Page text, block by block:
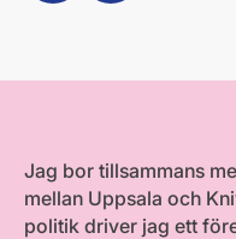
Jag bor tillsammans
mellan Uppsala och
politik driver jag ett